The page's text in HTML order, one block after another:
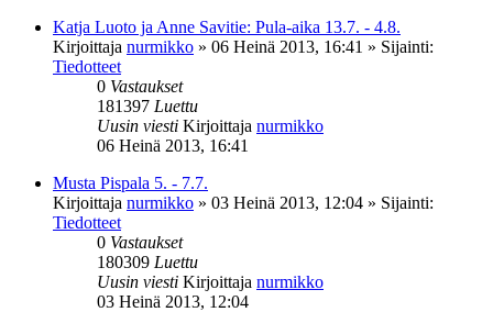
Katja Luoto ja Anne Savitie: Pula-aika 13.7. - 4.8.
Kirjoittaja nurmikko » 06 Heinä 2013, 16:41 » Sijainti:
Tiedotteet
0 Vastaukset
181397 Luettu
Uusin viesti Kirjoittaja nurmikko
06 Heinä 2013, 16:41
Musta Pispala 5. - 7.7.
Kirjoittaja nurmikko » 03 Heinä 2013, 12:04 » Sijainti:
Tiedotteet
0 Vastaukset
180309 Luettu
Uusin viesti Kirjoittaja nurmikko
03 Heinä 2013, 12:04